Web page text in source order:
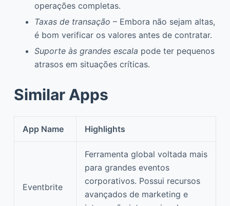
operações completas.
Taxas de transação – Embora não sejam altas,
é bom verificar os valores antes de contratar.
Suporte às grandes escala pode ter pequenos
atrasos em situações críticas.
Similar Apps
App Name Highlights
Eventbrite
Ferramenta global voltada mais
para grandes eventos
corporativos. Possui recursos
avançados de marketing e